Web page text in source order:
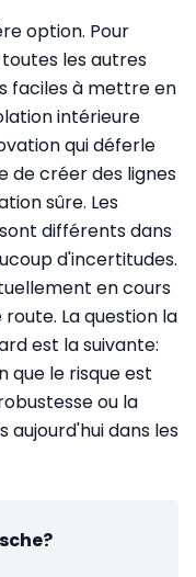
option. Pour
les autres
faciles à mettre en
intérieure
qui déferle
de créer des lignes
sûre. Les
différents dans
d'incertitudes.
en cours
La question la
est la suivante:
que le risque est
ou la
aujourd'hui dans les